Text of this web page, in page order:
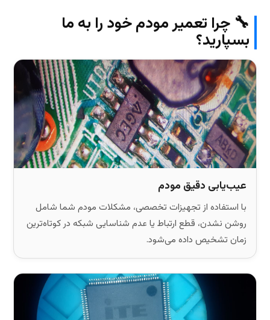
🔧 چرا تعمیر مودم خود را به ما
بسپارید؟
عیب‌یابی دقیق مودم
با استفاده از تجهیزات تخصصی، مشکلات مودم شما شامل
روشن نشدن، قطع ارتباط یا عدم شناسایی شبکه در کوتاه‌ترین
زمان تشخیص داده می‌شود.